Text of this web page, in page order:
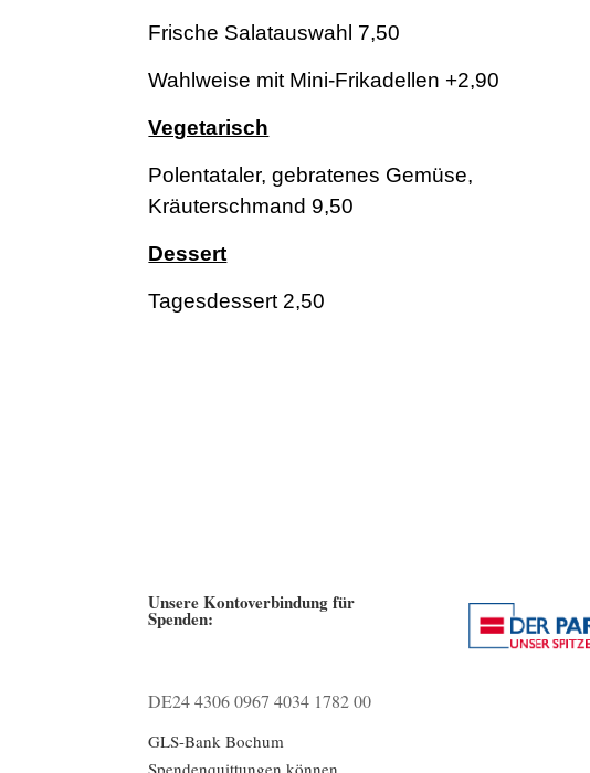
Frische Salatauswahl 7,50
Wahlweise mit Mini-Frikadellen +2,90
Vegetarisch
Polentataler, gebratenes Gemüse,
Kräuterschmand 9,50
Dessert
Tagesdessert 2,50
Unsere Kontoverbindung für
Spenden:
DE24 4306 0967 4034 1782 00
GLS-Bank Bochum